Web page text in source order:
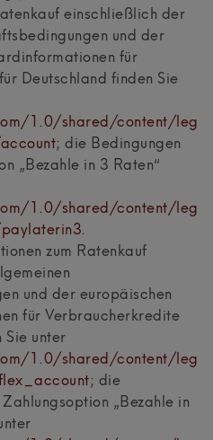
einschließlich der
und der
für
Deutschland finden Sie
1.0/shared/content/leg
; die Bedingungen
„Bezahle in 3 Raten“
1.0/shared/content/leg
.
zum Ratenkauf
und der europäischen
für Verbraucherkredite
Sie unter
1.0/shared/content/leg
; die
„Bezahle in